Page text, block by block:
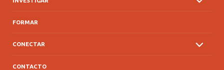
FORMAR
CONECTAR
CONTACTO